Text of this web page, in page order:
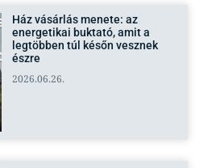
Ház vásárlás menete: az
energetikai buktató, amit a
legtöbben túl későn vesznek
észre
2026.06.26.